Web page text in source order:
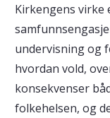
Kirkengens virke
undervisning og
hvordan vold,
konsekvenser
folkehelsen, og